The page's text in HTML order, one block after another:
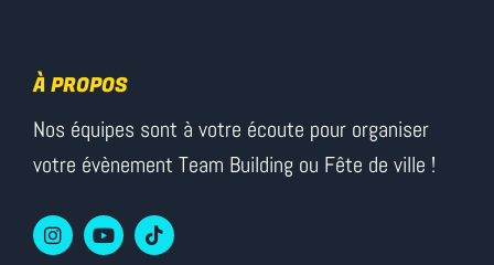
À PROPOS
Nos équipes sont à votre écoute pour organiser
votre évènement Team Building ou Fête de ville !